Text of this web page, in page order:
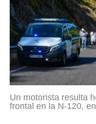
Un motorista resulta
frontal en la N-120,